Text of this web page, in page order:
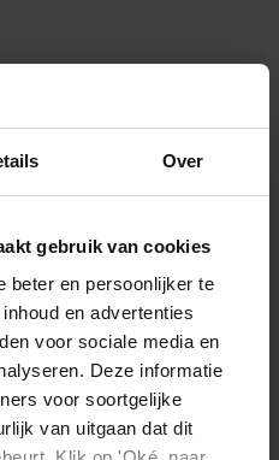
Over
gebruik van cookies
beter en persoonlijker te
en advertenties
voor sociale media en
Deze informatie
voor soortgelijke
van uitgaan dat dit
de wijk Luchen, gelegen in
van de kern Mierlo.
bossen en vennen. Er lopen
door het gebied: de Kleine
Kersenbloesemroute. Bij de
aansluiting van de
verloopt via vloeiende
fraai geheel waar het
contact met ons op! Onze
uiteraard graag verder.
Hoekwoning
419 m²